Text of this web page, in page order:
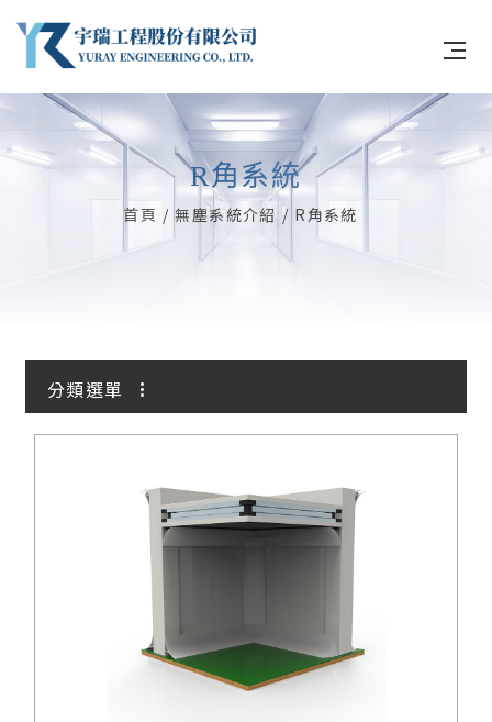
關於宇瑞
工程實績
聯絡我們
R角系統
首頁 無塵系統介紹 R角系統
分類選單